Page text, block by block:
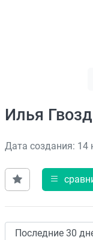
Илья
Дата создания: 14